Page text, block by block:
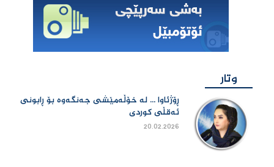
وتار
ڕۆژئاوا ... لە خۆڵەمێشی جەنگەوە بۆ ڕابونی
ئەقڵی کوردی
20.02.2026